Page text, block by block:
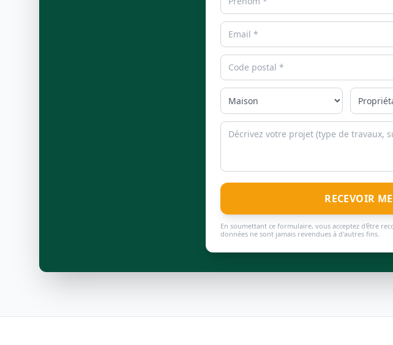
RECEVOIR
En soumettant ce formulaire, vous acceptez d'être
données ne sont jamais revendues à d'autres fins.